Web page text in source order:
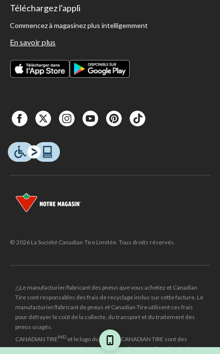
Téléchargez l'appli
Commencez à magasinez plus intelligemment
En savoir plus
© 2026 La Société Canadian Tire Limitée. Tous droits réservés.
△Le manufacturier/fabricant des pneus que vous achetez et Canadian
Tire sont responsables des frais de recyclage inclus sur cette facture. Le
manufacturier/fabricant de pneus et Canadian Tire utilisent ces frais
pour défrayer le coût de la collecte, du transport et du traitement des
pneus usagés.
CANADIAN TIREMD et le logo du triangle CANADIAN TIRE sont des
marques de commerce déposées de la Société Canadian Tire Limitée.